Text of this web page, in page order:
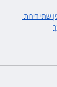
שתי דירות